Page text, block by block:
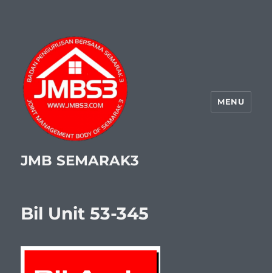
JMB SEMARAK3
MENU
Bil Unit 53-345